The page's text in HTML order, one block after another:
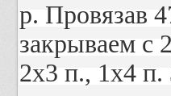
p. Провязав
закрываем с
2х3 п., 1х4